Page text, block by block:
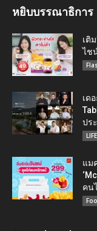
หยิบบรรณาธิการ
เติ
ไช
เด
ปร
แม
คน